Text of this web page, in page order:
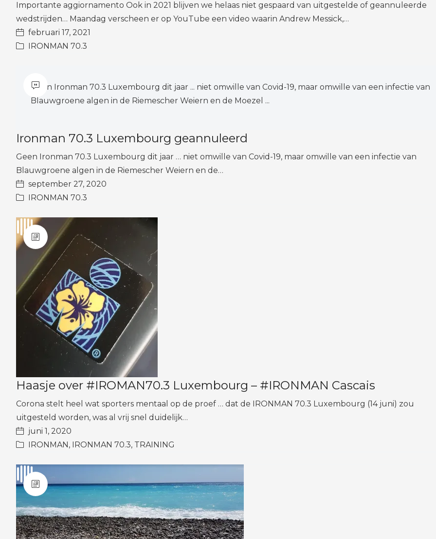
Importante aggiornamento Ook in 2021 blijven we helaas niet gespaard van uitgestelde of geannuleerde
wedstrijden… Maandag verscheen er op YouTube een video waarin Andrew Messick,…
februari 17, 2021
IRONMAN 70.3
Geen Ironman 70.3 Luxembourg dit jaar ... niet omwille van Covid-19, maar omwille van een infectie van
Blauwgroene algen in de Riemescher Weiern en de Moezel ...
Ironman 70.3 Luxembourg geannuleerd
Geen Ironman 70.3 Luxembourg dit jaar … niet omwille van Covid-19, maar omwille van een infectie van
Blauwgroene algen in de Riemescher Weiern en de…
september 27, 2020
IRONMAN 70.3
Haasje over #IROMAN70.3 Luxembourg – #IRONMAN Cascais
Corona stelt heel wat sporters mentaal op de proef … dat de IRONMAN 70.3 Luxembourg (14 juni) zou
uitgesteld worden, was al vrij snel duidelijk…
juni 1, 2020
IRONMAN, IRONMAN 70.3, TRAINING